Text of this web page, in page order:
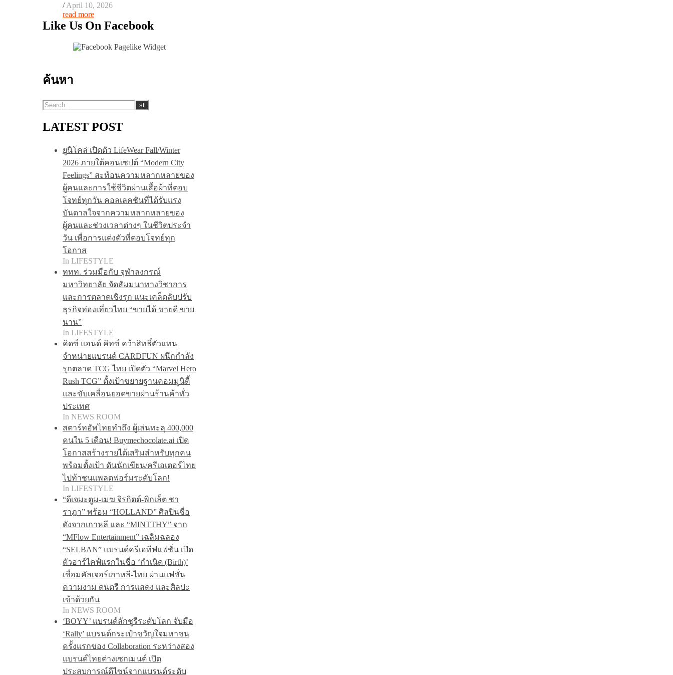
/ April 10, 2026
read more
Like Us On Facebook
ค้นหา
LATEST POST
ยูนิโคล่ เปิดตัว LifeWear Fall/Winter
2026 ภายใต้คอนเซปต์ “Modern City
Feelings” สะท้อนความหลากหลายของ
ผู้คนและการใช้ชีวิตผ่านเสื้อผ้าที่ตอบ
โจทย์ทุกวัน คอลเลคชันที่ได้รับแรง
บันดาลใจจากความหลากหลายของ
ผู้คนและช่วงเวลาต่างๆ ในชีวิตประจำ
วัน เพื่อการแต่งตัวที่ตอบโจทย์ทุก
โอกาส
In LIFESTYLE
ททท. ร่วมมือกับ จุฬาลงกรณ์
มหาวิทยาลัย จัดสัมมนาทางวิชาการ
และการตลาดเชิงรุก แนะเคล็ดลับปรับ
ธุรกิจท่องเที่ยวไทย “ขายได้ ขายดี ขาย
นาน”
In LIFESTYLE
คิดซ์ แอนด์ คิทซ์ คว้าสิทธิ์ตัวแทน
จำหน่ายแบรนด์ CARDFUN ผนึกกำลัง
รุกตลาด TCG ไทย เปิดตัว “Marvel Hero
Rush TCG” ตั้งเป้าขยายฐานคอมมูนิตี้
และขับเคลื่อนยอดขายผ่านร้านค้าทั่ว
ประเทศ
In NEWS ROOM
สตาร์ทอัพไทยทำถึง ผู้เล่นทะลุ 400,000
คนใน 5 เดือน! Buymechocolate.ai เปิด
โอกาสสร้างรายได้เสริมสำหรับทุกคน
พร้อมตั้งเป้า ดันนักเขียน/ครีเอเตอร์ไทย
ไปท้าชนแพลตฟอร์มระดับโลก!
In LIFESTYLE
“ดีเจมะตูม-เมฆ จิรกิตต์-พิกเล็ต ชา
ราฎา” พร้อม “HOLLAND” ศิลปินชื่อ
ดังจากเกาหลี และ “MINTTHY” จาก
“MFlow Entertainment” เฉลิมฉลอง
“SELBAN” แบรนด์ครีเอทีฟแฟชั่น เปิด
ตัวอาร์ไคฟ์แรกในชื่อ ‘กำเนิด (Birth)’
เชื่อมคัลเจอร์เกาหลี-ไทย ผ่านแฟชั่น
ความงาม ดนตรี การแสดง และศิลปะ
เข้าด้วยกัน
In NEWS ROOM
‘BOYY’ แบรนด์ลักชูรีระดับโลก จับมือ
‘Rally’ แบรนด์กระเป๋าขวัญใจมหาชน
ครั้งแรกของ Collaboration ระหว่างสอง
แบรนด์ไทยต่างเซกเมนต์ เปิด
ประสบการณ์ดีไซน์จากแบรนด์ระดับ